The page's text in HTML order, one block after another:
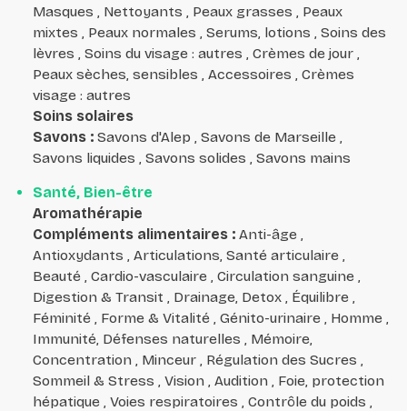
Masques , Nettoyants , Peaux grasses , Peaux
mixtes , Peaux normales , Serums, lotions , Soins des
lèvres , Soins du visage : autres , Crèmes de jour ,
Peaux sèches, sensibles , Accessoires , Crèmes
visage : autres
Soins solaires
Savons : Savons d'Alep , Savons de Marseille ,
Savons liquides , Savons solides , Savons mains
Santé, Bien-être
Aromathérapie
Compléments alimentaires : Anti-âge ,
Antioxydants , Articulations, Santé articulaire ,
Beauté , Cardio-vasculaire , Circulation sanguine ,
Digestion & Transit , Drainage, Detox , Équilibre ,
Féminité , Forme & Vitalité , Génito-urinaire , Homme ,
Immunité, Défenses naturelles , Mémoire,
Concentration , Minceur , Régulation des Sucres ,
Sommeil & Stress , Vision , Audition , Foie, protection
hépatique , Voies respiratoires , Contrôle du poids ,